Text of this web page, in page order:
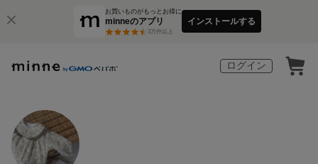
お買いものがもっとお得に
minneのアプリ
3万件以上
インストールする
ログイン